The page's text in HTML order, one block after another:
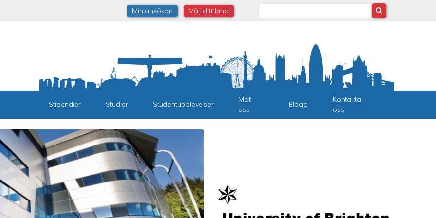
Min ansökan Välj ditt land
Stipendier Studier Studentupplevelser
Möt
oss
Blogg
Kontakta
oss